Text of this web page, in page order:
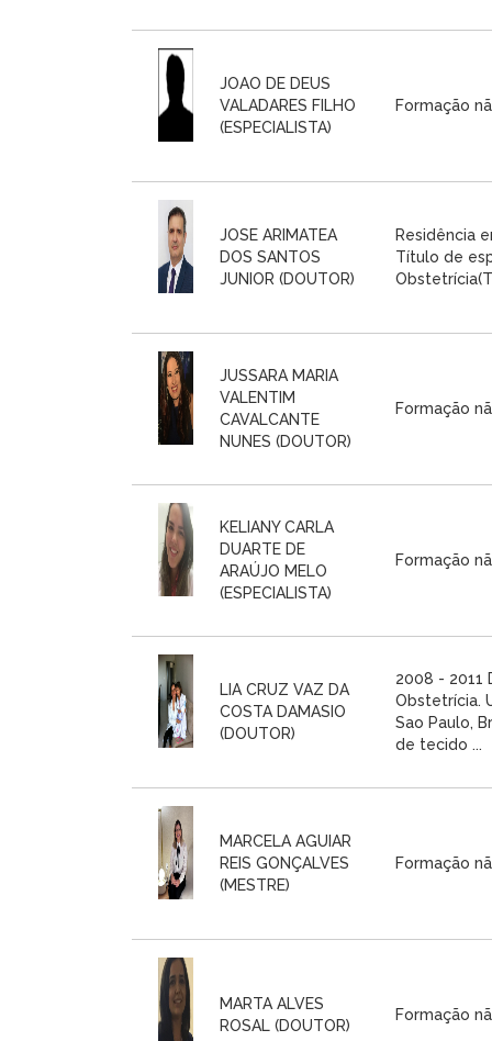
JOAO DE DEUS
VALADARES FILHO
(ESPECIALISTA)
Formação
JOSE ARIMATEA
DOS SANTOS
JUNIOR (DOUTOR)
Residência
Título de
JUSSARA MARIA
VALENTIM
CAVALCANTE
NUNES (DOUTOR)
Formação
KELIANY CARLA
DUARTE DE
ARAÚJO MELO
(ESPECIALISTA)
Formação
LIA CRUZ VAZ DA
COSTA DAMASIO
(DOUTOR)
2008 - 2011
Obstetrícia.
Sao Paulo,
de tecido ...
MARCELA AGUIAR
REIS GONÇALVES
(MESTRE)
Formação
MARTA ALVES
ROSAL (DOUTOR)
Formação